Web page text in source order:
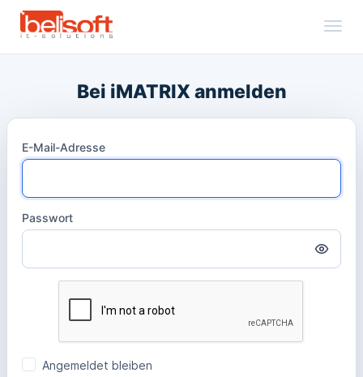
Bei iMATRIX anmelden
E-Mail-Adresse
Passwort
Angemeldet bleiben